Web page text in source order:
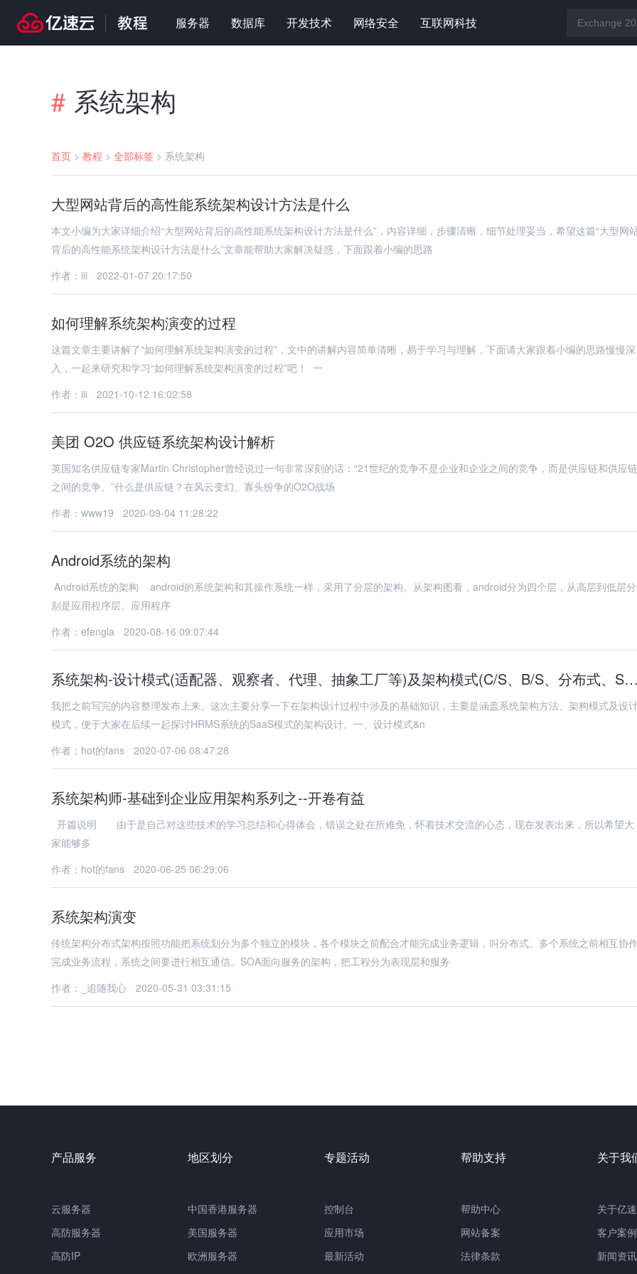
服务器 数据库 开发技术 网络安全 互联网科技
# 系统架构
首页 > 教程 > 全部标签 > 系统架构
大型网站背后的高性能系统架构设计方法是什么
本文小编为大家详细介绍“大型网站背后的高性能系统架构设计方法是什么”，内容详细，步骤清晰，细节处理妥当，希望这篇“大型网
背后的高性能系统架构设计方法是什么”文章能帮助大家解决疑惑，下面跟着小编的思路
作者：iii
2022-01-07 20:17:50
如何理解系统架构演变的过程
这篇文章主要讲解了“如何理解系统架构演变的过程”，文中的讲解内容简单清晰，易于学习与理解，下面请大家跟着小编的思路慢慢深
入，一起来研究和学习“如何理解系统架构演变的过程”吧！ 一
作者：iii
2021-10-12 16:02:58
美团 O2O 供应链系统架构设计解析
英国知名供应链专家Martin Christopher曾经说过一句非常深刻的话：“21世纪的竞争不是企业和企业之间的竞争，而是供应链和供应链
之间的竞争。”什么是供应链？在风云变幻、寡头纷争的O2O战场
作者：www19
2020-09-04 11:28:22
Android系统的架构
Android系统的架构 android的系统架构和其操作系统一样，采用了分层的架构。从架构图看，android分为四个层，从高层到低层分
别是应用程序层、应用程序
作者：efengla
2020-08-16 09:07:44
系统架构-设计模式(适配器、观察者、代理、抽象工厂等)
我把之前写完的内容整理发布上来。这次主要分享一下在架构设计过程中涉及的基础知识，主要是涵盖系统架构方法、架构模式及设
模式，便于大家在后续一起探讨HRMS系统的SaaS模式的架构设计。一、设计模式&n
作者：hot的fans
2020-07-06 08:47:28
系统架构师-基础到企业应用架构系列之--开卷有益
家能够多
作者：hot的fans
2020-06-25 06:29:06
系统架构演变
传统架构分布式架构按照功能把系统划分为多个独立的模块，各个模块之前配合才能完成业务逻辑，叫分布式。多个系统之前相互协
完成业务流程，系统之间要进行相互通信。SOA面向服务的架构，把工程分为表现层和服务
作者：_追随我心
2020-05-31 03:31:15
产品服务
云服务器
高防服务器
高防IP
地区划分
中国香港服务器
美国服务器
欧洲服务器
专题活动
控制台
应用市场
最新活动
帮助支持
帮助中心
网站备案
法律条款
关于我
关于亿
客户案例
新闻资讯